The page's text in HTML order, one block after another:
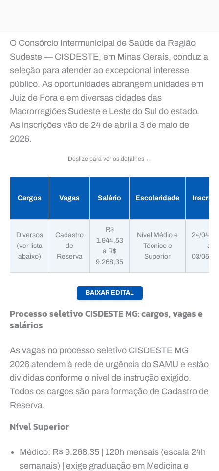
O Consórcio Intermunicipal de Saúde da Região
Sudeste — CISDESTE, em Minas Gerais, conduz a
seleção para atender ao excepcional interesse
público. As oportunidades abrangem unidades em
Juiz de Fora e em diversas cidades das
Macrorregiões Sudeste e Leste do Sul do estado.
As inscrições vão de 24 de abril a 3 de maio de
2026.
Deslize para ver os detalhes ↔️
Cargos Vagas Salário Escolaridade
Diversos
(ver lista
abaixo)
Cadastro
de
Reserva
R$
1.944,53
a R$
9.268,35
Nível Médio e
Técnico e
Superior
24/04/
a
03/05/
BAIXAR EDITAL
Processo seletivo CISDESTE MG: cargos, vagas e
salários
As vagas no processo seletivo CISDESTE MG
2026 atendem à rede de urgência do SAMU e estão
divididas conforme o nível de instrução exigido.
Todos os cargos são para formação de Cadastro de
Reserva.
Nível Superior
Médico: R$ 9.268,35 | 120h mensais (escala 24h
semanais) | exige graduação em Medicina e